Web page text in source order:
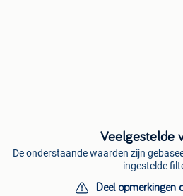
Veelgestelde
De onderstaande waarden zijn
ingestelde
Deel opmerkingen